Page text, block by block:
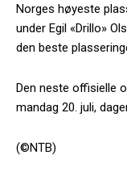
Norges høyeste
under Egil «Drillo»
den beste
Den neste offisielle
mandag 20. juli,
(©NTB)